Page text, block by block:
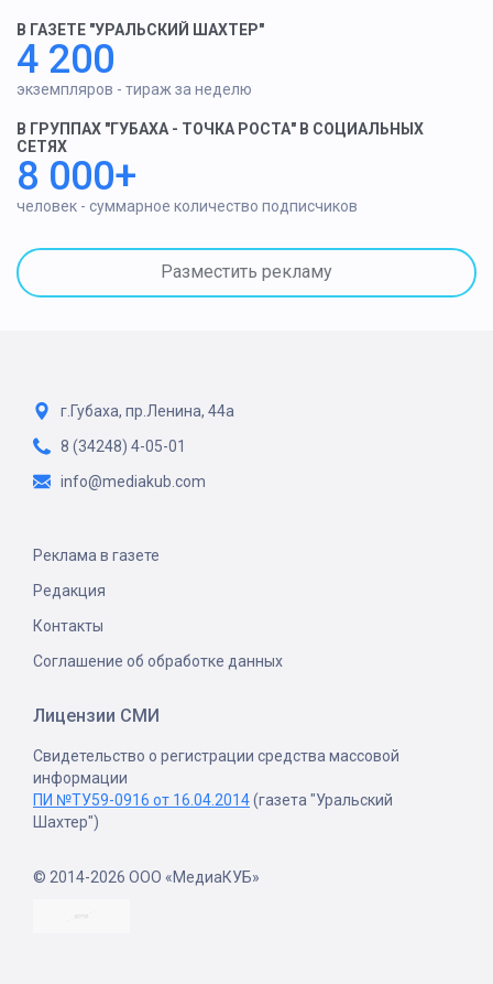
В ГАЗЕТЕ "УРАЛЬСКИЙ ШАХТЕР"
4 200
экземпляров - тираж за неделю
В ГРУППАХ "ГУБАХА - ТОЧКА РОСТА" В СОЦИАЛЬНЫХ
СЕТЯХ
8 000+
человек - суммарное количество подписчиков
Разместить рекламу
г.Губаха, пр.Ленина, 44а
8 (34248) 4-05-01
info@mediakub.com
Реклама в газете
Редакция
Контакты
Соглашение об обработке данных
Лицензии СМИ
Свидетельство о регистрации средства массовой
информации
ПИ №ТУ59-0916 от 16.04.2014(газета "Уральский
Шахтер")
© 2014-2026 ООО «МедиаКУБ»